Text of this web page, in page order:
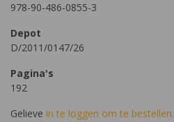
978-90-486-0855-3
Depot
D/2011/0147/26
Pagina's
192
Gelieve in te loggen om te bestellen.